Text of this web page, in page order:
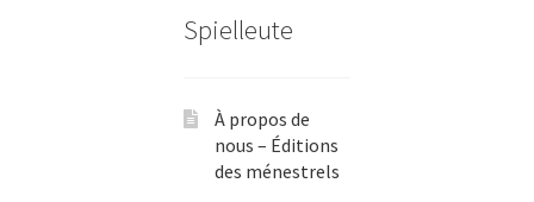
Spielleute
À propos de
nous – Éditions
des ménestrels